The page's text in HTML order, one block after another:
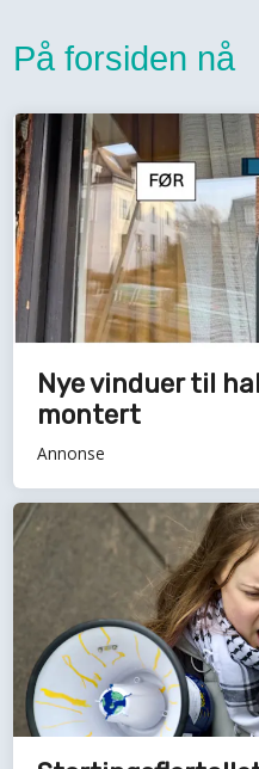
På forsiden nå
Nye vinduer til
montert
Annonse